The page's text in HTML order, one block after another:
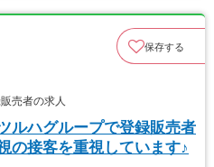
保存する
売者の求人
ルハグループで登録販売者
の接客を重視しています♪